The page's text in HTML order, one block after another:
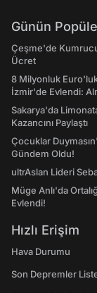
Günün
Çeşme'de
Ücret
8 Milyonluk
İzmir'de Evlendi:
Sakarya'da
Kazancını Paylaştı
Çocuklar
Gündem Oldu!
ultrAslan Lideri
Müge Anlı'da
Evlendi!
Hızlı Erişim
Hava Durumu
Son Depremler